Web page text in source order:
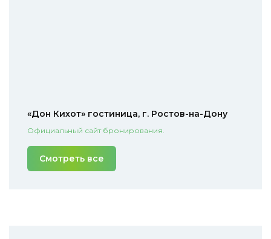
«Дон Кихот» гостиница, г. Ростов-на-Дону
Официальный сайт бронирования.
Смотреть все